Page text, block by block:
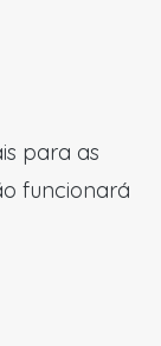
para as
funcionará